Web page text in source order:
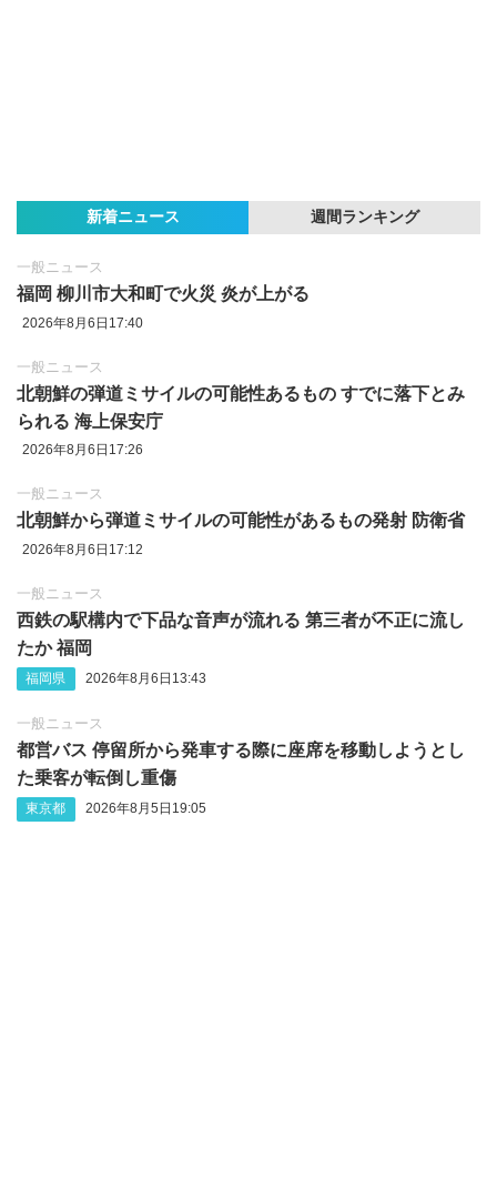
新着ニュース 週間ランキング
一般ニュース
福岡 柳川市大和町で火災 炎が上がる
2026年8月6日17:40
一般ニュース
北朝鮮の弾道ミサイルの可能性あるもの すでに落下とみ
られる 海上保安庁
2026年8月6日17:26
一般ニュース
北朝鮮から弾道ミサイルの可能性があるもの発射 防衛省
2026年8月6日17:12
一般ニュース
西鉄の駅構内で下品な音声が流れる 第三者が不正に流し
たか 福岡
福岡県 2026年8月6日13:43
一般ニュース
都営バス 停留所から発車する際に座席を移動しようとし
た乗客が転倒し重傷
東京都 2026年8月5日19:05